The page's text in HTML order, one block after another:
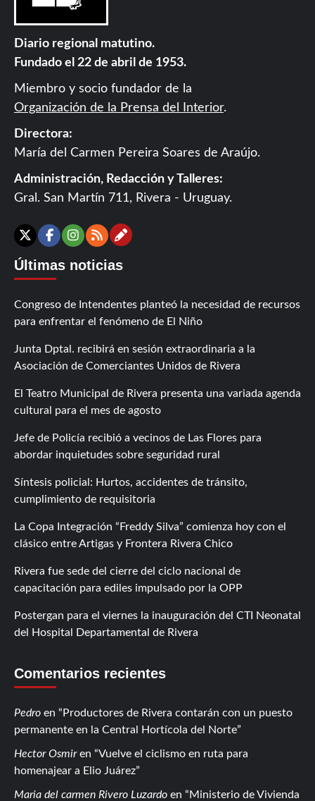
Diario regional matutino.
Fundado el 22 de abril de 1953.
Miembro y socio fundador de la
Organización de la Prensa del Interior.
Directora:
María del Carmen Pereira Soares de Araújo.
Administración, Redacción y Talleres:
Gral. San Martín 711, Rivera - Uruguay.
X Facebook
Instagram
RSSContáctanos
Últimas noticias
Congreso de Intendentes planteó la necesidad de recursos
para enfrentar el fenómeno de El Niño
Junta Dptal. recibirá en sesión extraordinaria a la
Asociación de Comerciantes Unidos de Rivera
El Teatro Municipal de Rivera presenta una variada agenda
cultural para el mes de agosto
Jefe de Policía recibió a vecinos de Las Flores para
abordar inquietudes sobre seguridad rural
Síntesis policial: Hurtos, accidentes de tránsito,
cumplimiento de requisitoria
La Copa Integración “Freddy Silva” comienza hoy con el
clásico entre Artigas y Frontera Rivera Chico
Rivera fue sede del cierre del ciclo nacional de
capacitación para ediles impulsado por la OPP
Postergan para el viernes la inauguración del CTI Neonatal
del Hospital Departamental de Rivera
Comentarios recientes
Pedro en
Productores de Rivera contarán con un puesto
permanente en la Central Hortícola del Norte
Hector Osmiren
Vuelve el ciclismo en ruta para
homenajear a Elio Juárez
Maria del carmen Rivero Luzardo en Ministerio de Vivienda